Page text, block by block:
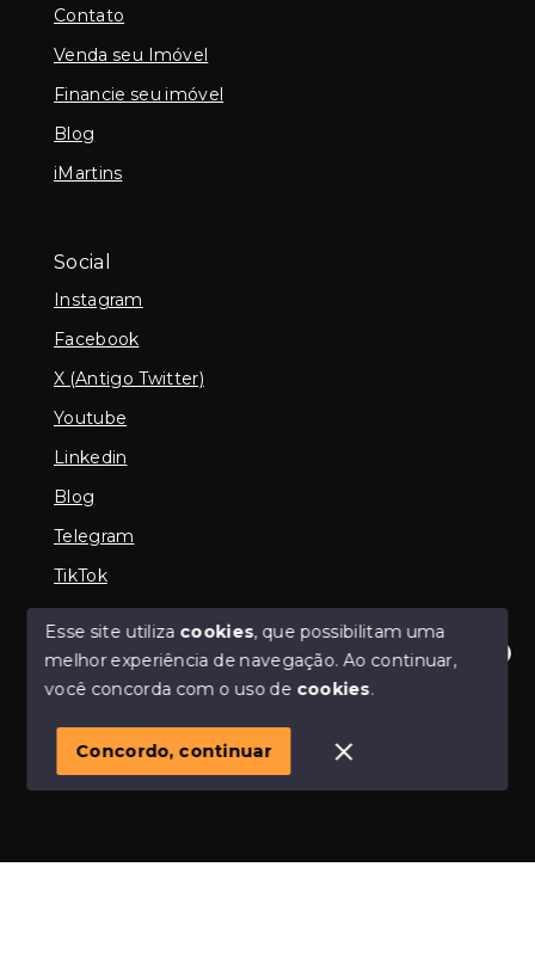
Olá! Estamos disponíveis para te ajudar.
Contato
Venda seu Imóvel
Financie seu imóvel
Blog
iMartins
Social
Instagram
Facebook
X (Antigo Twitter)
Youtube
Linkedin
Blog
Telegram
TikTok
© Copyright 2026 - Imobiliária em Araguari | iMartins |
imobiliária Araguari | Financiamento Imobiliário -
SITE PARA IMOBILIARIA
Esse site utiliza cookies, que possibilitam uma
melhor experiência de navegação.Ao continuar,
você concorda com o uso de cookies.
Concordo, continuar